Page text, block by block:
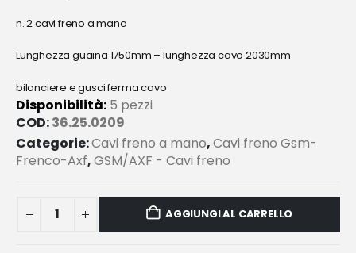
n. 2 cavi freno a mano
Lunghezza guaina 1750mm – lunghezza cavo 2030mm
bilanciere e gusci ferma cavo
Disponibilità: 5 pezzi
COD:36.25.0209
Categorie:Cavi freno a mano,Cavi freno Gsm-
Frenco-Axf,GSM/AXF - Cavi freno
AGGIUNGI AL CARRELLO